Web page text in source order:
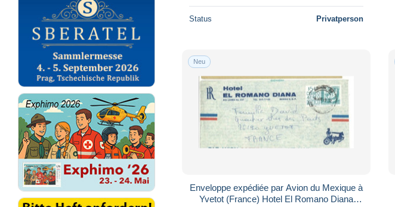
Status Privatperson
Neu
Enveloppe expédiée par Avion du Mexique à
Yvetot (France) Hotel El Romano Diana